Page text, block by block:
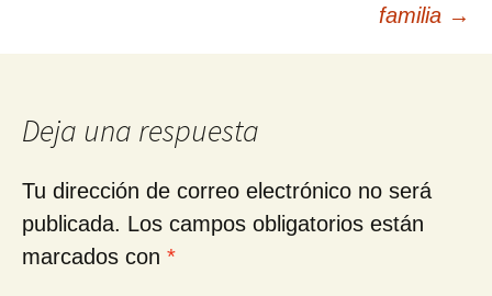
familia →
Deja una respuesta
Tu dirección de correo electrónico no será
publicada. Los campos obligatorios están
marcados con *